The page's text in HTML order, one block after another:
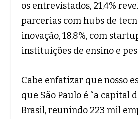
os entrevistados, 21,4%
parcerias com hubs de
inovação, 18,8%, com
instituições de ensino e
Cabe enfatizar que nosso
que São Paulo é “a capital
Brasil, reunindo 223 mil